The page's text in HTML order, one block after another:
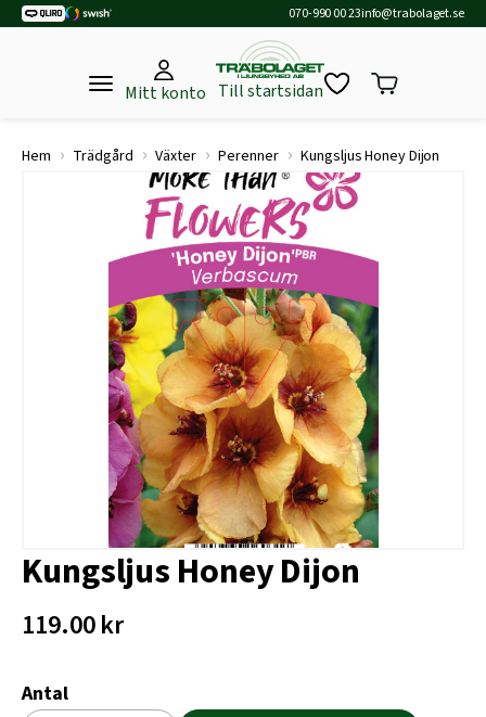
070-990 00 23info@trabolaget.se
Mitt konto Till startsidan
Hem › Trädgård › Växter › Perenner › Kungsljus Honey Dijon
Kungsljus Honey Dijon
119.00kr
Antal